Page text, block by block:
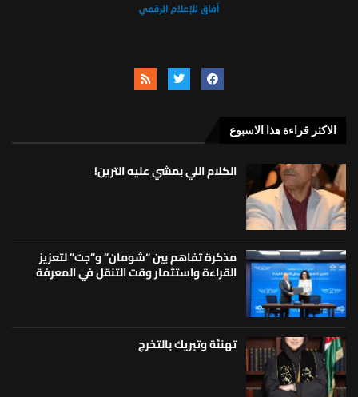
الاكثر قراءة هذا الاسبوع
الكلام اللي بمشي عليه الترين!
مذكرة تفاهم بين “شومان” و”جت” لتعزيز
القراءة واستثمار وقت التنقل في المعرفة
تهنئة وتبريك بالتخرج